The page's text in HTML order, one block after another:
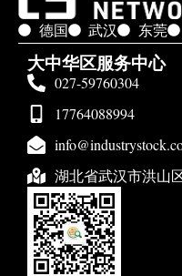
德国 武汉 东莞
大中华区服务中心
027-59760304
17764088994
湖北省武汉市洪山